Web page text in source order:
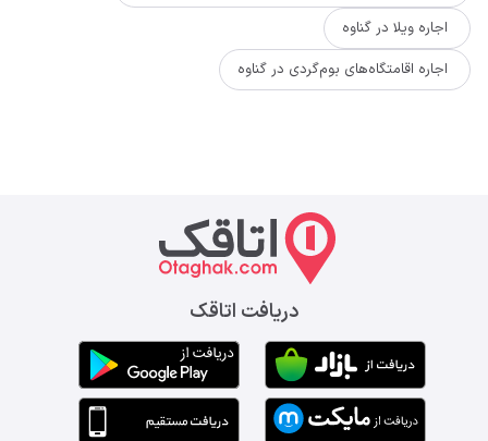
اجاره ویلا در گناوه
اجاره اقامتگاه‌های بوم‌گردی در گناوه
دریافت اتاقک